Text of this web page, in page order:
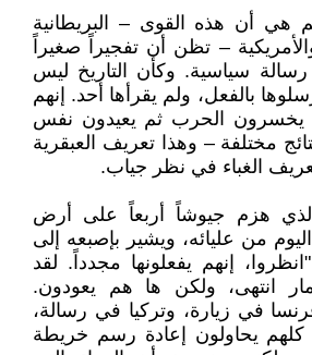
هي أن هذه القوى – البريطانية
– تظن أن تفجيراً صغيراً
سياسية. وكأن التاريخ ليس
بالفعل، ولم يقرأها أحد. إنهم
يخسرون الحرب ثم يعيدون نفس
مختلفة – وهذا تعريف العبقرية
الغباء في نظر جياب.
هزم جيوشاً أربعاً على أرض
من عليائه، ويشير بإصبعه إلى
إنهم يفعلونها مجدداً. لقد
انتهى، ولكن ها هم يعودون.
في زيارة، وتركيا في رسالة،
كلهم يحاولون إعادة رسم خريطة